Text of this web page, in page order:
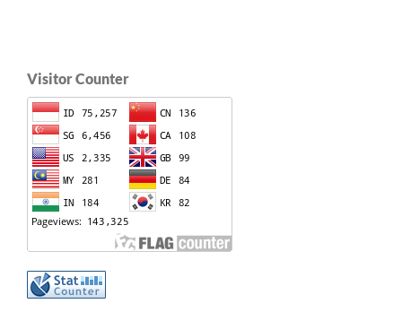
Visitor Counter